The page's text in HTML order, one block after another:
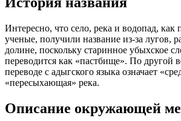
Интересно, что село, река и водопад, как
ученые, получили название из-за лугов,
долине, поскольку старинное убыхское
переводится как «пастбище». По другой
переводе с адыгского языка означает
«пересыхающая» река.
Описание окружающей